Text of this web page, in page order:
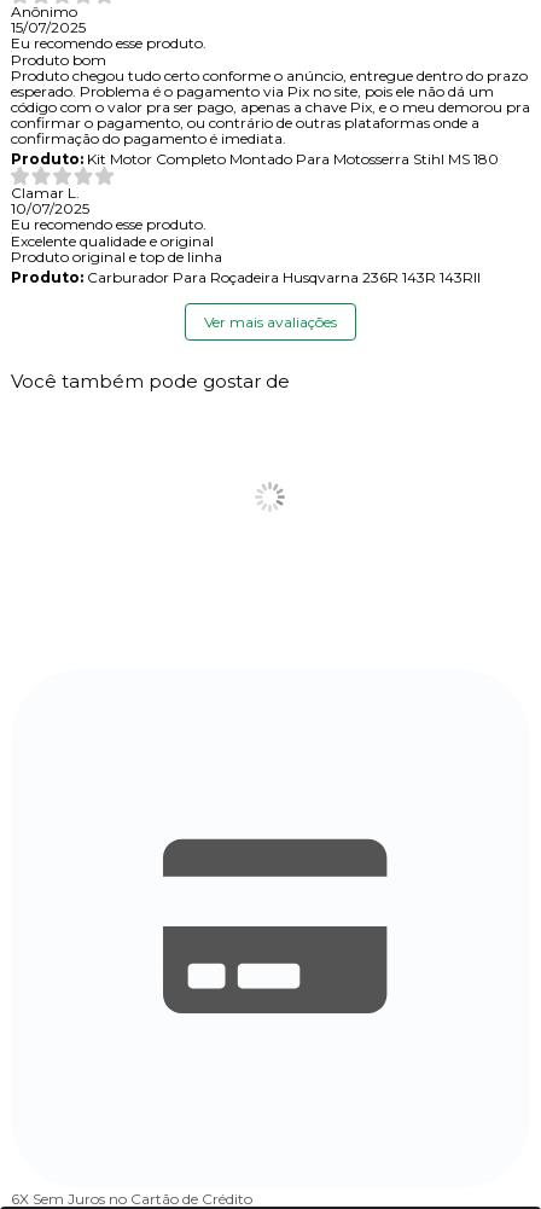
Anônimo
15/07/2025
Eu recomendo esse produto.
Produto bom
Produto chegou tudo certo conforme o anúncio, entregue dentro do prazo
esperado. Problema é o pagamento via Pix no site, pois ele não dá um
código com o valor pra ser pago, apenas a chave Pix, e o meu demorou pra
confirmar o pagamento, ou contrário de outras plataformas onde a
confirmação do pagamento é imediata.
Produto:Kit Motor Completo Montado Para Motosserra Stihl MS 180
Clamar L.
10/07/2025
Eu recomendo esse produto.
Excelente qualidade e original
Produto original e top de linha
Produto:Carburador Para Roçadeira Husqvarna 236R 143R 143RII
Ver mais avaliações
Você também pode gostar de
6X Sem Juros no Cartão de Crédito